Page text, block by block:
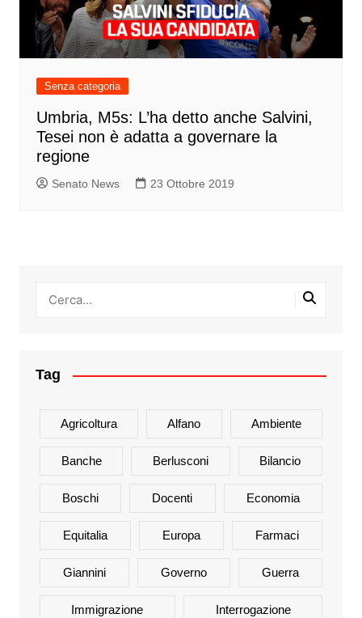
Senza categoria
Umbria, M5s: L’ha detto anche Salvini,
Tesei non è adatta a governare la
regione
Senato News 23 Ottobre 2019
Tag
Agricoltura Alfano Ambiente
Banche Berlusconi Bilancio
Boschi Docenti Economia
Equitalia Europa Farmaci
Giannini Governo Guerra
Immigrazione Interrogazione